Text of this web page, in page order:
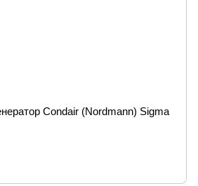
Condair (Nordmann) Sigma